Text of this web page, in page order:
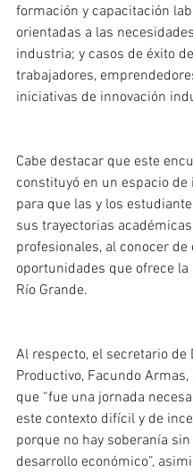
formación y capacitación
orientadas a las
industria; y casos de éxito de
trabajadores,
iniciativas de innovación
Cabe destacar que este
constituyó en un espacio
para que las y los
sus trayectorias
profesionales, al conocer de
oportunidades que ofrece
Río Grande.
Al respecto, el secretario de
Productivo, Facundo Armas,
que “fue una jornada
este contexto difícil y de
porque no hay soberanía
desarrollo económico”,